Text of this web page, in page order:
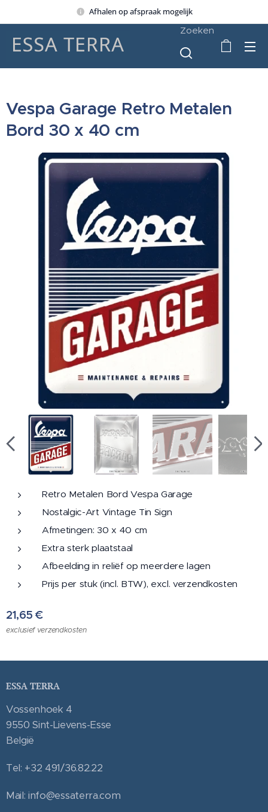
Afhalen op afspraak mogelijk
Zoeken
Vespa Garage Retro Metalen
Bord 30 x 40 cm
Retro Metalen Bord Vespa Garage
Nostalgic-Art Vintage Tin Sign
Afmetingen: 30 x 40 cm
Extra sterk plaatstaal
Afbeelding in reliëf op meerdere lagen
Prijs per stuk (incl. BTW), excl. verzendkosten
21,65 €
exclusief verzendkosten
ESSA TERRA
Vossenhoek 4
9550 Sint-Lievens-Esse
België
Tel: +32 491/36.82.22
Mail: info@essaterra.com